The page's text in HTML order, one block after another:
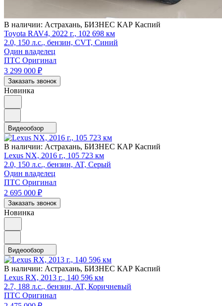
В наличии: Астрахань, БИЗНЕС КАР Каспий
Toyota RAV4, 2022 г., 102 698 км
2.0, 150 л.с., бензин, CVT, Синий
Один владелец
ПТС Оригинал
3 299 000 ₽
Заказать звонок
Новинка
Видеообзор
В наличии: Астрахань, БИЗНЕС КАР Каспий
Lexus NX, 2016 г., 105 723 км
2.0, 150 л.с., бензин, AT, Серый
Один владелец
ПТС Оригинал
2 695 000 ₽
Заказать звонок
Новинка
Видеообзор
В наличии: Астрахань, БИЗНЕС КАР Каспий
Lexus RX, 2013 г., 140 596 км
2.7, 188 л.с., бензин, AT, Коричневый
ПТС Оригинал